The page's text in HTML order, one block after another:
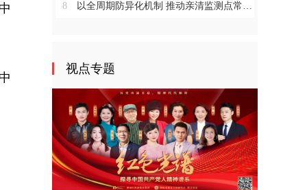
8 以全周期防异化机制 推动亲清监测点常态长效
视点专题